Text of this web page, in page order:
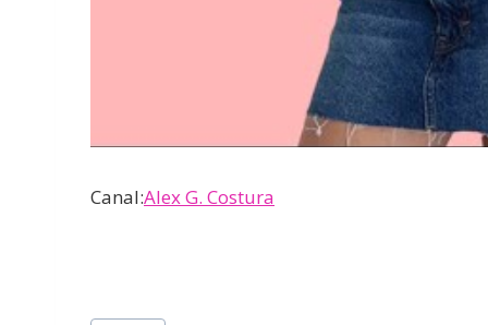
Canal:Alex G. Costura